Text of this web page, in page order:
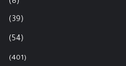
(39)
(54)
(401)